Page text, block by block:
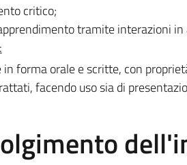
critico;
tramite interazioni
in forma orale e scritte, con
facendo uso sia di